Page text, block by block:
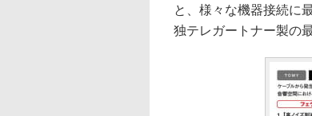
と、様々な機器接続に
独テレガートナー製の